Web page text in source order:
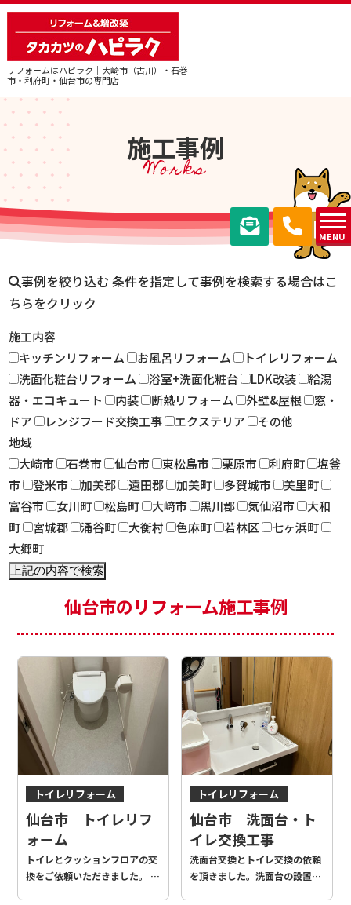
リフォームはハピラク｜大崎市（古川）・石巻
市・利府町・仙台市の専門店
MENU
施工事例
Works
事例を絞り込む 条件を指定して事例を検索する場合はこ
ちらをクリック
施工内容
キッチンリフォーム
お風呂リフォーム
トイレリフォーム
洗面化粧台リフォーム
浴室+洗面化粧台 LDK改装
給湯
器・エコキュート
内装 断熱リフォーム 外壁&屋根
窓・
ドア
レンジフード交換工事 エクステリア
その他
地域
大崎市
石巻市 仙台市 東松島市 栗原市 利府町
塩釜
市
登米市 加美郡 遠田郡 加美町 多賀城市
美里町
富谷市
女川町 松島町 大﨑市 黒川郡 気仙沼市
大和
町
宮城郡 涌谷町 大衡村 色麻町 若林区
七ヶ浜町
大郷町
仙台市のリフォーム施工事例
トイレリフォーム
仙台市 トイレリフ
ォーム
トイレとクッションフロアの交
換をご依頼いただきました。 普
トイレリフォーム
洗面化粧台リフォーム
仙台市 洗面台・ト
イレ交換工事
洗面台交換とトイレ交換の依頼
を頂きました。洗面台の設置も